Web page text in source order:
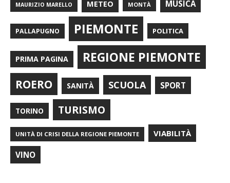
MAURIZIO MARELLO METEO MONTÀ MUSICA
PALLAPUGNO PIEMONTE POLITICA
PRIMA PAGINA REGIONE PIEMONTE
ROERO SANITÀ SCUOLA SPORT
TORINO TURISMO
UNITÀ DI CRISI DELLA REGIONE PIEMONTE VIABILITÀ
VINO